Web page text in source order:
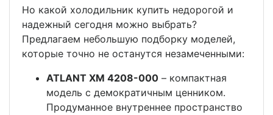
Но какой холодильник купить недорогой и
надежный сегодня можно выбрать?
Предлагаем небольшую подборку моделей,
которые точно не останутся незамеченными:
ATLANT ХМ 4208-000 – компактная
модель с демократичным ценником.
Продуманное внутреннее пространство